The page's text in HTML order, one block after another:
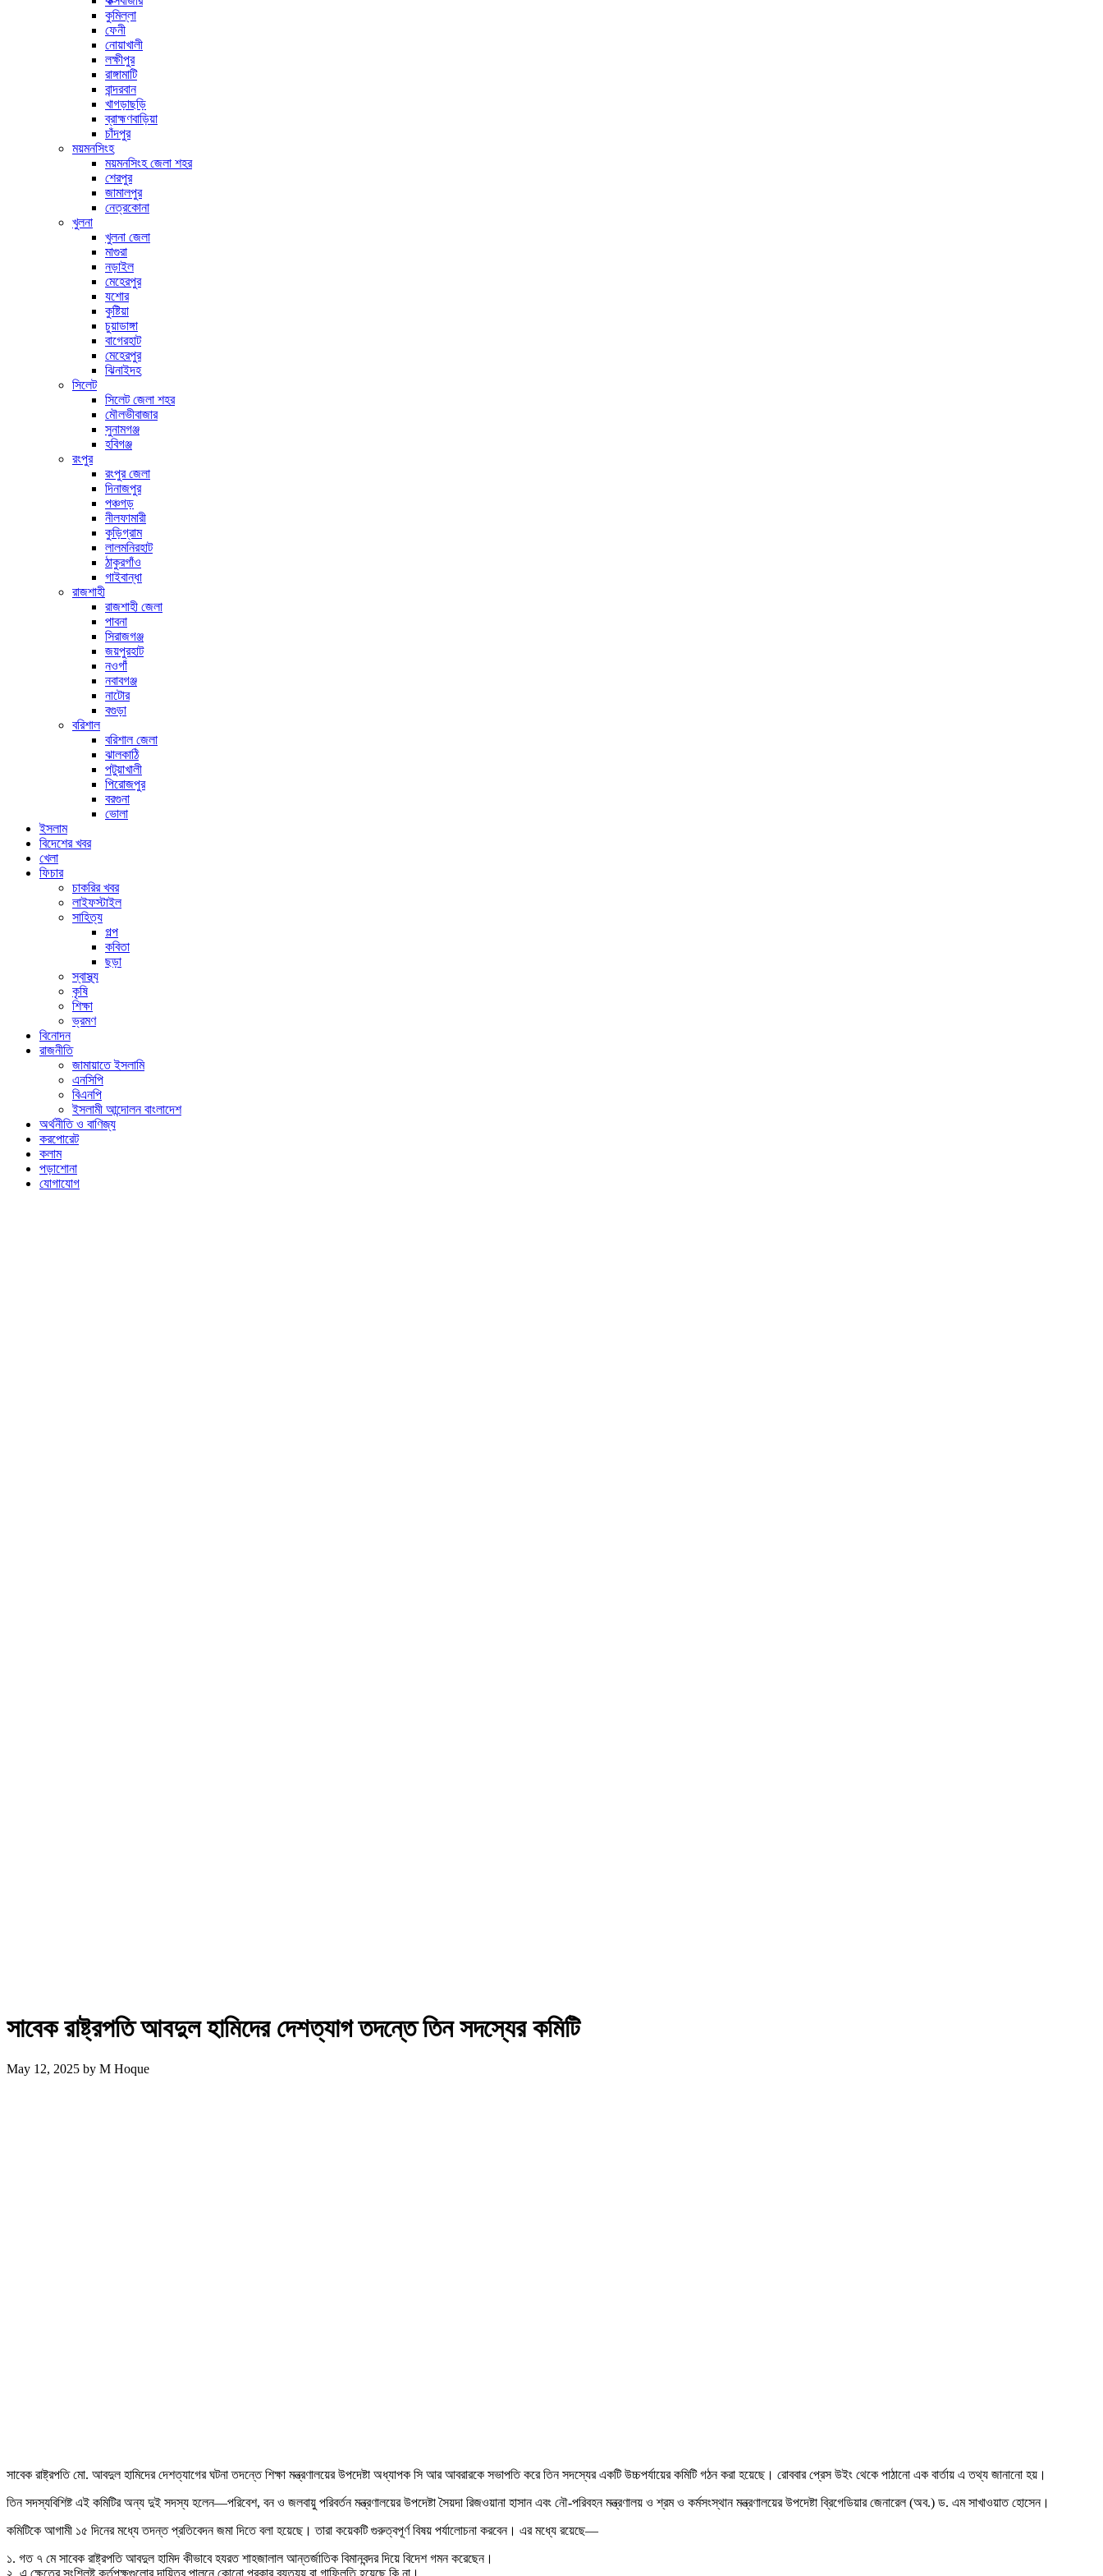
কুমিল্লা
ফেনী
নোয়াখালী
লক্ষীপুর
রাঙ্গামাটি
বান্দরবান
খাগড়াছড়ি
ব্রাহ্মণবাড়িয়া
চাঁদপুর
ময়মনসিংহ
ময়মনসিংহ জেলা শহর
শেরপুর
জামালপুর
নেত্রকোনা
খুলনা
খুলনা জেলা
মাগুরা
নড়াইল
মেহেরপুর
যশোর
কুষ্টিয়া
চুয়াডাঙ্গা
বাগেরহাট
মেহেরপুর
ঝিনাইদহ
সিলেট
সিলেট জেলা শহর
মৌলভীবাজার
সুনামগঞ্জ
হবিগঞ্জ
রংপুর
রংপুর জেলা
দিনাজপুর
পঞ্চগড়
নীলফামারী
কুড়িগ্রাম
লালমনিরহাট
ঠাকুরগাঁও
গাইবান্ধা
রাজশাহী
রাজশাহী জেলা
পাবনা
সিরাজগঞ্জ
জয়পুরহাট
নওগাঁ
নবাবগঞ্জ
নাটোর
বগুড়া
বরিশাল
বরিশাল জেলা
ঝালকাঠি
পটুয়াখালী
পিরোজপুর
বরগুনা
ভোলা
ইসলাম
বিদেশের খবর
খেলা
ফিচার
চাকরির খবর
লাইফস্টাইল
সাহিত্য
গল্প
কবিতা
ছড়া
স্বাস্থ্য
কৃষি
শিক্ষা
ভ্রমণ
বিনোদন
রাজনীতি
জামায়াতে ইসলামি
এনসিপি
বিএনপি
ইসলামী আন্দোলন বাংলাদেশ
অর্থনীতি ও বাণিজ্য
করপোরেট
কলাম
পড়াশোনা
যোগাযোগ
সাবেক রাষ্ট্রপতি আবদুল হামিদের দেশত্যাগ তদন্তে তিন সদস্যের কমিটি
May 12, 2025 by M Hoque
সাবেক রাষ্ট্রপতি মো. আবদুল হামিদের দেশত্যাগের ঘটনা তদন্তে শিক্ষা মন্ত্রণালয়ের উপদেষ্টা অধ্যাপক সি আর আবরারকে সভাপতি করে তিন সদস্যের একটি উচ্চপর্যায়ের কমিটি গঠন করা হয়েছে। রোববার প্রেস উইং থেকে পাঠানো এক বার্তায় এ তথ্য জানানো হয়।
তিন সদস্যবিশিষ্ট এই কমিটির অন্য দুই সদস্য হলেন—পরিবেশ, বন ও জলবায়ু পরিবর্তন মন্ত্রণালয়ের উপদেষ্টা সৈয়দা রিজওয়ানা হাসান এবং নৌ-পরিবহন মন্ত্রণালয় ও শ্রম ও কর্মসংস্থান মন্ত্রণালয়ের উপদেষ্টা ব্রিগেডিয়ার জেনারেল (অব.) ড. এম সাখাওয়াত হোসেন।
কমিটিকে আগামী ১৫ দিনের মধ্যে তদন্ত প্রতিবেদন জমা দিতে বলা হয়েছে। তারা কয়েকটি গুরুত্বপূর্ণ বিষয় পর্যালোচনা করবেন। এর মধ্যে রয়েছে—
১. গত ৭ মে সাবেক রাষ্ট্রপতি আবদুল হামিদ কীভাবে হযরত শাহজালাল আন্তর্জাতিক বিমানবন্দর দিয়ে বিদেশ গমন করেছেন।
২. এ ক্ষেত্রে সংশ্লিষ্ট কর্তৃপক্ষগুলোর দায়িত্ব পালনে কোনো প্রকার ব্যত্যয় বা গাফিলতি হয়েছে কি না।